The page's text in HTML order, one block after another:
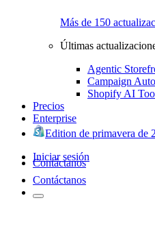
Más de 150
Últimas
Agentic
Campaign
Shopify AI
Precios
Enterprise
Edition de primavera de
Iniciar sesión
Contáctanos
Contáctanos